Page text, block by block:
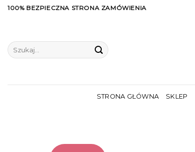
Skip100% BEZPIECZNA STRONA ZAMÓWIENIA
Szukaj:
STRONA GŁÓWNA SKLEP